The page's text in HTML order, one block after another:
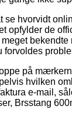
se hvorvidt
opfylder de
forvoldes
på
hvilken
e-mail,
Brsstang